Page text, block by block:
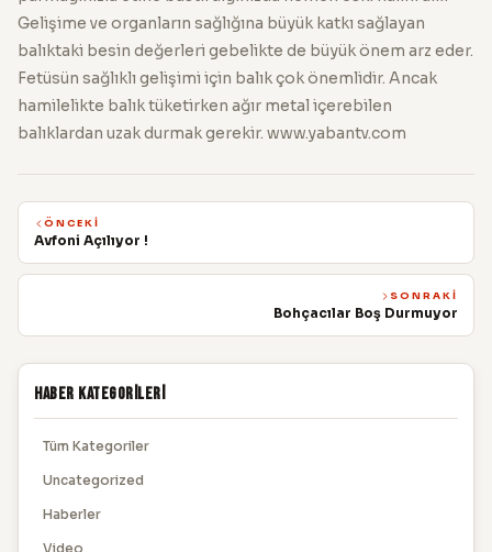
Gelişime ve organların sağlığına büyük katkı sağlayan
balıktaki besin değerleri gebelikte de büyük önem arz eder.
Fetüsün sağlıklı gelişimi için balık çok önemlidir. Ancak
hamilelikte balık tüketirken ağır metal içerebilen
balıklardan uzak durmak gerekir. www.yabantv.com
ÖNCEKI
Avfoni Açılıyor !
SONRAKI
Bohçacılar Boş Durmuyor
Haber Kategorileri
Tüm Kategoriler
Uncategorized
Haberler
Video